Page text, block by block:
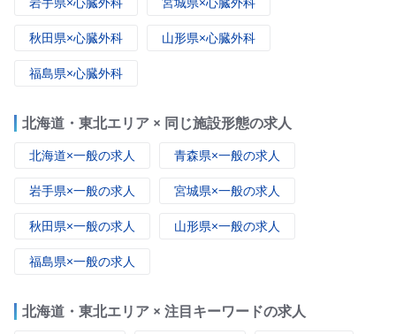
秋田県×心臓外科 山形県×心臓外科
福島県×心臓外科
北海道・東北エリア × 同じ施設形態の求人
北海道×一般の求人 青森県×一般の求人
岩手県×一般の求人 宮城県×一般の求人
秋田県×一般の求人 山形県×一般の求人
福島県×一般の求人
北海道・東北エリア × 注目キーワードの求人